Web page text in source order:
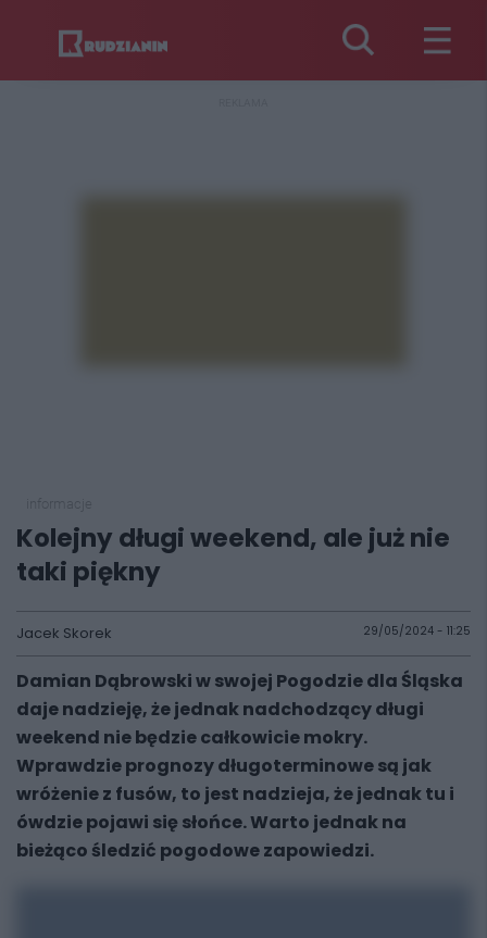
Kolejny długi weekend, ale już nie
taki piękny
Jacek Skorek 29/05/2024 - 11:25
Damian Dąbrowski w swojej Pogodzie dla Śląska
daje nadzieję, że jednak nadchodzący długi
weekend nie będzie całkowicie mokry.
Wprawdzie prognozy długoterminowe są jak
wróżenie z fusów, to jest nadzieja, że jednak tu i
ówdzie pojawi się słońce. Warto jednak na
bieżąco śledzić pogodowe zapowiedzi.